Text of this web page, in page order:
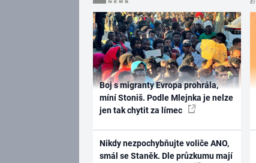
Boj s migranty Evropa prohrála,
míní Stoniš. Podle Mlejnka je nelze
jen tak chytit za límec
Nikdy nezpochybňujte voliče ANO,
smál se Staněk. Dle průzkumu mají